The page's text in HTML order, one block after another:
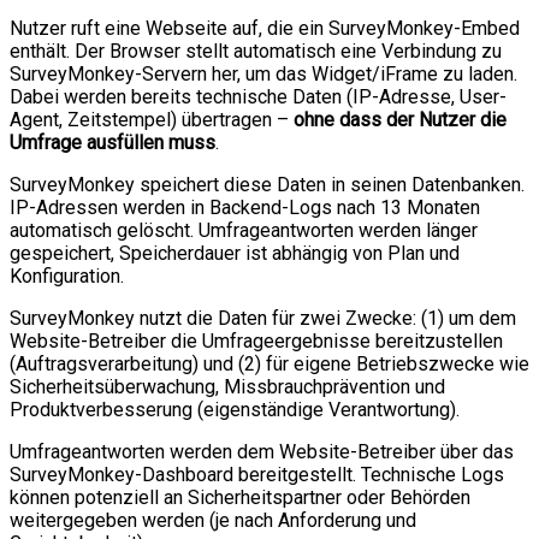
Nutzer ruft eine Webseite auf, die ein SurveyMonkey-Embed
enthält. Der Browser stellt automatisch eine Verbindung zu
SurveyMonkey-Servern her, um das Widget/iFrame zu laden.
Dabei werden bereits technische Daten (IP-Adresse, User-
Agent, Zeitstempel) übertragen – ohne dass der Nutzer die
Umfrage ausfüllen muss.
SurveyMonkey speichert diese Daten in seinen Datenbanken.
IP-Adressen werden in Backend-Logs nach 13 Monaten
automatisch gelöscht. Umfrageantworten werden länger
gespeichert, Speicherdauer ist abhängig von Plan und
Konfiguration.
SurveyMonkey nutzt die Daten für zwei Zwecke: (1) um dem
Website-Betreiber die Umfrageergebnisse bereitzustellen
(Auftragsverarbeitung) und (2) für eigene Betriebszwecke wie
Sicherheitsüberwachung, Missbrauchprävention und
Produktverbesserung (eigenständige Verantwortung).
Umfrageantworten werden dem Website-Betreiber über das
SurveyMonkey-Dashboard bereitgestellt. Technische Logs
können potenziell an Sicherheitspartner oder Behörden
weitergegeben werden (je nach Anforderung und